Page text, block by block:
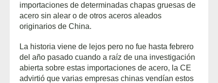
importaciones de determinadas chapas gruesas de
acero sin alear o de otros aceros aleados
originarios de China.
La historia viene de lejos pero no fue hasta febrero
del año pasado cuando a raíz de una investigación
abierta sobre estas importaciones de acero, la CE
advirtió que varias empresas chinas vendían estos